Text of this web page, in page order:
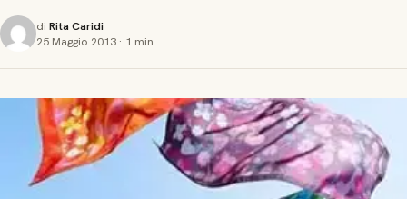
di Rita Caridi
25 Maggio 2013 · 1 min